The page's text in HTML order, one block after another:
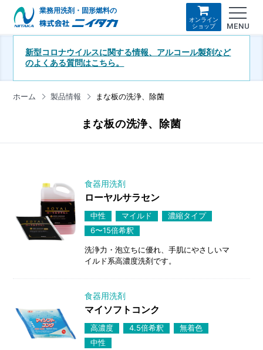
業務用洗剤・固形燃料の
オンライン
ショップ
MENU
新型コロナウイルスに関する情報、アルコール製剤など
のよくある質問はこちら。
ホーム 製品情報 まな板の洗浄、除菌
まな板の洗浄、除菌
食器用洗剤
ローヤルサラセン
中性 マイルド
濃縮タイプ
6〜15倍希釈
洗浄力・泡立ちに優れ、手肌にやさしいマ
イルド系高濃度洗剤です。
食器用洗剤
マイソフトコンク
高濃度 4.5倍希釈
無着色
中性